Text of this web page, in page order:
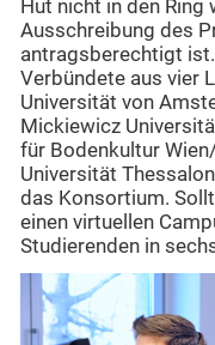
Hut nicht in den Ring
Ausschreibung des
antragsberechtigt
Verbündete aus vier
Universität von
Mickiewicz
für Bodenkultur
Universität
das Konsortium.
einen virtuellen
Studierenden in